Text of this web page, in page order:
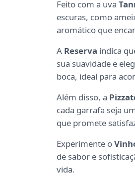
Feito com a uva
escuras, como
aromático que
A Reserva indica
sua suavidade e
boca, ideal para
Além disso, a
cada garrafa seja
que promete
Experimente o
de sabor e
vida.